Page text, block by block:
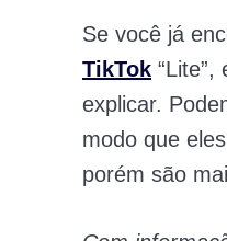
Se você já
TikTok
explicar.
modo que
porém são